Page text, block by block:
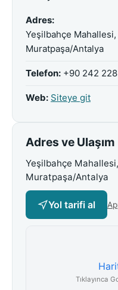
Adres:
Yeşilbahçe
Muratpaşa/Antalya
Telefon: +90 242
Web: Siteye git
Adres ve Ulaşım
Yeşilbahçe
Muratpaşa/Antalya
Yol tarifi al
Tıklayınca